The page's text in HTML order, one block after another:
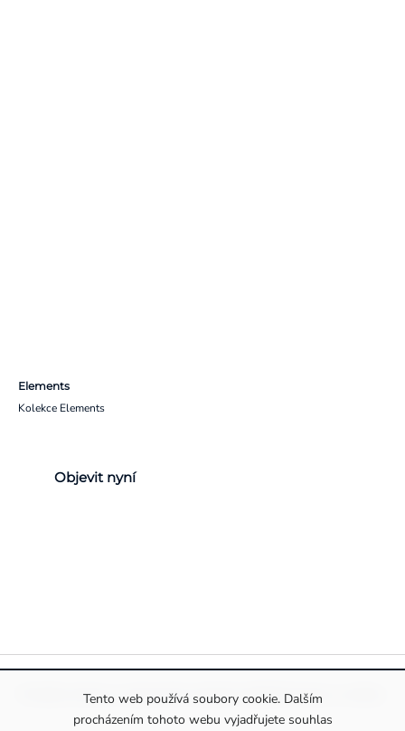
Tento web používá soubory cookie. Dalším
procházením tohoto webu vyjadřujete souhlas
Elements
Kolekce Elements
Objevit nyní
Pravidla ochrany a zpracování osobních údajůInformace o cookies